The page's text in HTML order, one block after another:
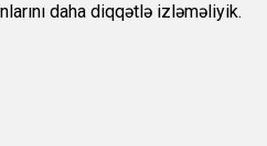
daha diqqətlə izləməliyik.